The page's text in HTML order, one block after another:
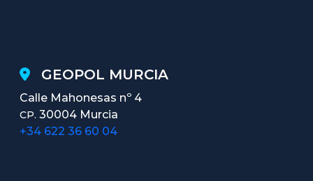
GEOPOL MURCIA
Calle Mahonesas nº 4
CP. 30004 Murcia
+34 622 36 60 04